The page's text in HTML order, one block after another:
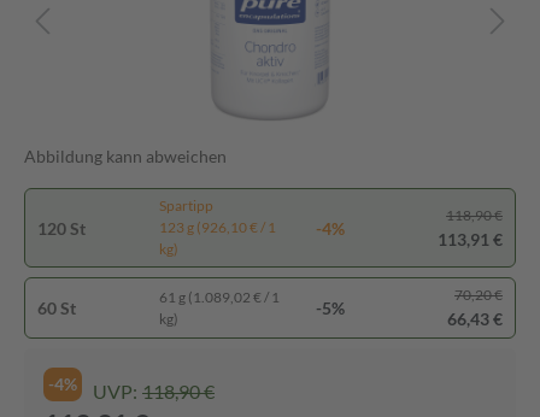
Abbildung kann abweichen
120 St
Spartipp
123 g (926,10 € / 1
kg)
-4%
118,90 €
113,91 €
60 St
61 g (1.089,02 € / 1
kg)
-5%
70,20 €
66,43 €
-4% UVP: 118,90 €